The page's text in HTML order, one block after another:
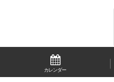
カレンダー